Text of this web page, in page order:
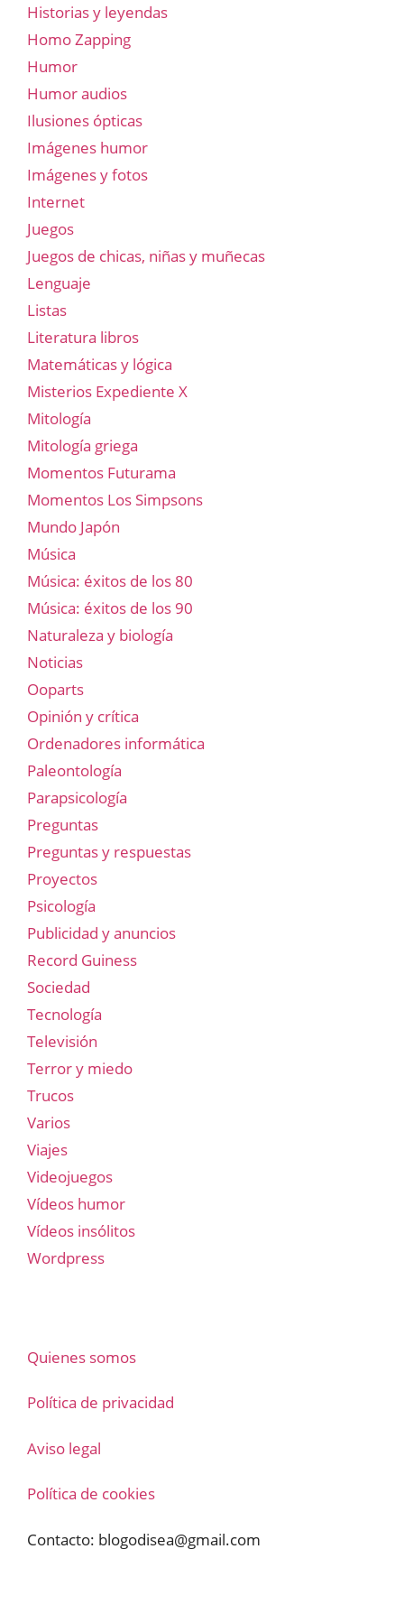
Historias y leyendas
Homo Zapping
Humor
Humor audios
Ilusiones ópticas
Imágenes humor
Imágenes y fotos
Internet
Juegos
Juegos de chicas, niñas y muñecas
Lenguaje
Listas
Literatura libros
Matemáticas y lógica
Misterios Expediente X
Mitología
Mitología griega
Momentos Futurama
Momentos Los Simpsons
Mundo Japón
Música
Música: éxitos de los 80
Música: éxitos de los 90
Naturaleza y biología
Noticias
Ooparts
Opinión y crítica
Ordenadores informática
Paleontología
Parapsicología
Preguntas
Preguntas y respuestas
Proyectos
Psicología
Publicidad y anuncios
Record Guiness
Sociedad
Tecnología
Televisión
Terror y miedo
Trucos
Varios
Viajes
Videojuegos
Vídeos humor
Vídeos insólitos
Wordpress
Quienes somos
Política de privacidad
Aviso legal
Política de cookies
Contacto: blogodisea@gmail.com